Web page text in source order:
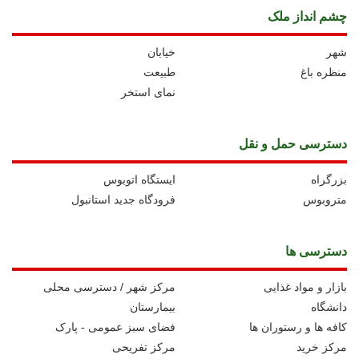
چشم انداز ملک
خیابان
شهر
طبیعت
منظره باغ
نمای استخر
دسترسی حمل و نقل
ايستگاه اتوبوس
بزرگراه
فرودگاه جدید استانبول
متروبوس
دسترسی ها
مرکز شهر / دسترسی محلی
بازار و مواد غذایی
بیمارستان
دانشگاه
فضای سبز عمومی - پارک
کافه ها و رستوران ها
مرکز تفریحی
مرکز خرید